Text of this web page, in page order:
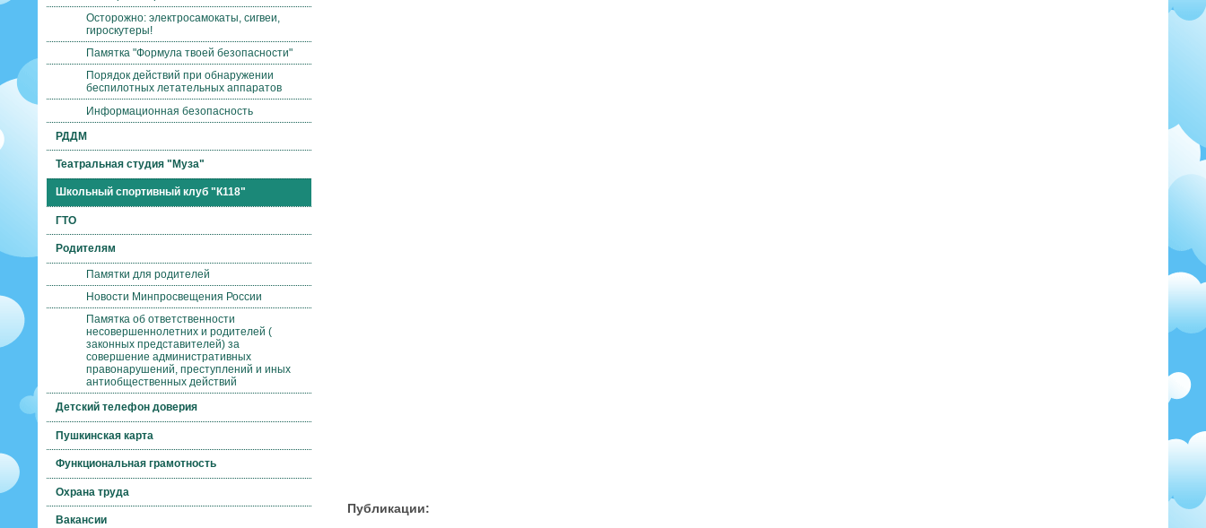
Осторожно: электросамокаты, сигвеи,
гироскутеры!
Памятка "Формула твоей безопасности"
Порядок действий при обнаружении
беспилотных летательных аппаратов
Информационная безопасность
РДДМ
Театральная студия "Муза"
Школьный спортивный клуб "К118"
ГТО
Родителям
Памятки для родителей
Новости Минпросвещения России
Памятка об ответственности
несовершеннолетних и родителей (
законных представителей) за
совершение административных
правонарушений, преступлений и иных
антиобщественных действий
Детский телефон доверия
Пушкинская карта
Функциональная грамотность
Охрана труда
Вакансии
Публикации: